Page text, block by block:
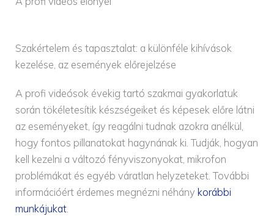
Szakértelem és tapasztalat: a különféle kihívások
kezelése, az események előrejelzése
A profi videósok évekig tartó szakmai gyakorlatuk
során tökéletesítik készségeiket és képesek előre látni
az eseményeket, így reagálni tudnak azokra anélkül,
hogy fontos pillanatokat hagynának ki. Tudják, hogyan
kell kezelni a változó fényviszonyokat, mikrofon
problémákat és egyéb váratlan helyzeteket. További
információért érdemes megnézni néhány korábbi
munkájukat.